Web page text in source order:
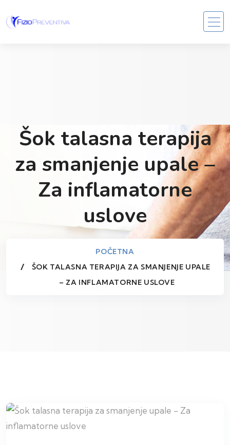
Šok talasna terapija
za smanjenje upale –
Za inflamatorne
uslove
POČETNA
ŠOK TALASNA TERAPIJA ZA SMANJENJE UPALE
– ZA INFLAMATORNE USLOVE